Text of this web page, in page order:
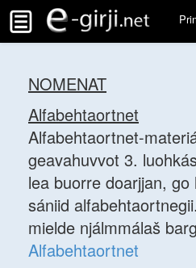
NOMENAT
Alfabehtaortnet
Alfabehtaortnet-
geavahuvvot 3.
lea buorre doarjjan, go
sániid
mielde njálmmálaš
Alfabehtaortnet